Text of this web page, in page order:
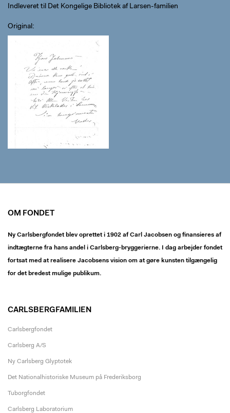
Indleveret til Det Kongelige Bibliotek af Larsen-familien
Original
OM FONDET
Ny Carlsbergfondet blev oprettet i 1902 af Carl Jacobsen og finansieres af
indtægterne fra hans andel i Carlsberg-bryggerierne. I dag arbejder fondet
fortsat med at realisere Jacobsens vision om at gøre kunsten tilgængelig
for det bredest mulige publikum.
CARLSBERGFAMILIEN
Carlsbergfondet
Carlsberg A/S
Ny Carlsberg Glyptotek
Det Nationalhistoriske Museum på Frederiksborg
Tuborgfondet
Carlsberg Laboratorium